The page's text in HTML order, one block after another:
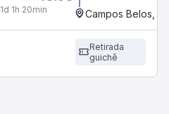
1d 1h 20min Campos Belos,
Retirada
guichê